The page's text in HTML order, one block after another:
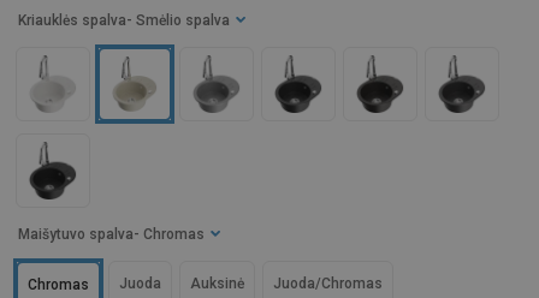
Kriauklės spalva - Smėlio spalva
Maišytuvo spalva - Chromas
Juoda
Chromas Auksinė Juoda/Chromas